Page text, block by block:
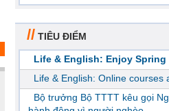
// TIÊU ĐIỂM
Life & English: Enjoy Spring
Life & English: Online courses
Bộ trưởng Bộ TTTT kêu gọi